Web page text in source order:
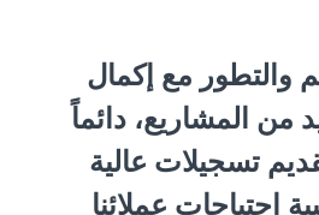
والتطور مع إكمال
من المشاريع، دائماً
تسجيلات عالية